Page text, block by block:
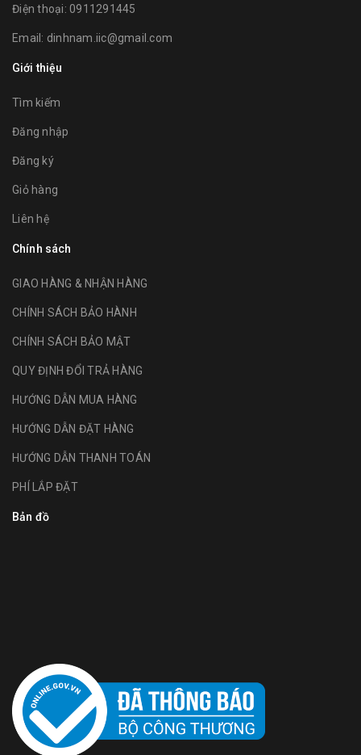
Điện thoại: 0911291445
Email: dinhnam.iic@gmail.com
Giới thiệu
Tìm kiếm
Đăng nhập
Đăng ký
Giỏ hàng
Liên hệ
Chính sách
GIAO HÀNG & NHẬN HÀNG
CHÍNH SÁCH BẢO HÀNH
CHÍNH SÁCH BẢO MẬT
QUY ĐỊNH ĐỔI TRẢ HÀNG
HƯỚNG DẪN MUA HÀNG
HƯỚNG DẪN ĐẶT HÀNG
HƯỚNG DẪN THANH TOÁN
PHÍ LẮP ĐẶT
Bản đồ